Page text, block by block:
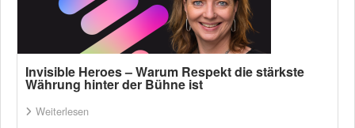
Invisible Heroes – Warum Respekt die stärkste
Währung hinter der Bühne ist
Weiterlesen